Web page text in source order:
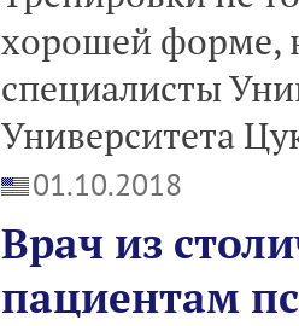
хорошей форме,
специалисты
Университета
01.10.2018
Врач из
пациентам